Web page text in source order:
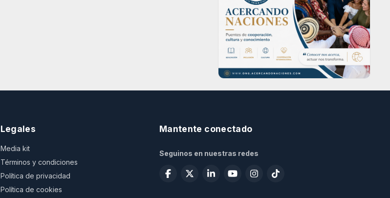
Legales
Media kit
Términos y condiciones
Política de privacidad
Política de cookies
Mantente conectado
Seguinos en nuestras redes